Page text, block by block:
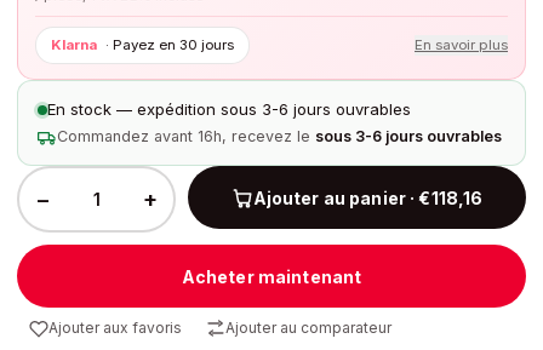
Klarna · Payez en 30 jours En savoir plus
En stock — expédition sous 3-6 jours ouvrables
Commandez avant 16h, recevez le sous 3-6 jours ouvrables
− + Ajouter au panier · €118,16
Acheter maintenant
Ajouter aux favoris Ajouter au comparateur